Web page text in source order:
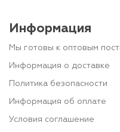
Информация
Мы готовы к оптовым
Информация о доставке
Политика безопасности
Информация об оплате
Условия соглашение